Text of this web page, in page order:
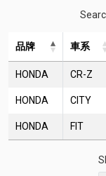
品牌 車系
HONDA CR-Z
HONDA CITY
HONDA FIT